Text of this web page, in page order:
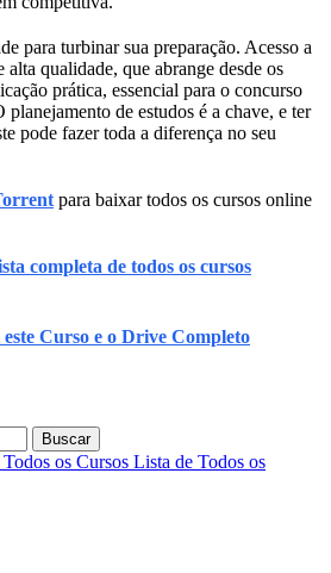
para turbinar sua preparação. Acesso a
qualidade, que abrange desde os
prática, essencial para o concurso
de estudos é a chave, e ter
pode fazer toda a diferença no seu
para baixar todos os cursos online
completa de todos os cursos
Curso e o Drive Completo
Buscar
os Cursos Lista de Todos os